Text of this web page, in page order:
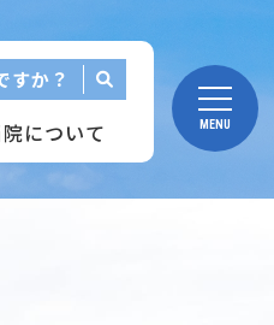
すか？
院について